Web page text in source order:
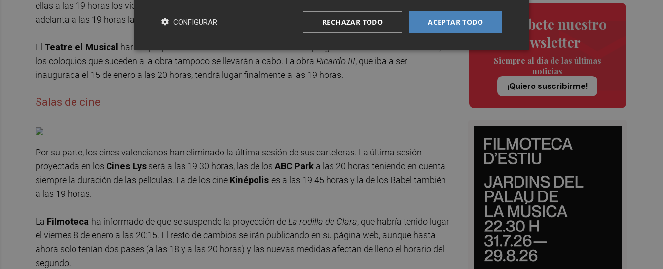
Suscríbete nuestro
newsletter
Siempre al día de las últimas
noticias
¡Quiero suscribirme!
ellas a las 19 horas los viernes y los sábados y a las 18 horas los domingos. El Rialto, por su parte, también
adelanta a las 19 horas la obra
Dinamarca, que se podrá ver del 15 al 31 de enero.
El Teatre el Musical hará lo propio adelantando una hora casi toda su programación. En muchos casos,
los coloquios que suceden a la obra tampoco se llevarán a cabo. La obra Ricardo III, que iba a ser
inaugurada el 15 de enero a las 20 horas, tendrá lugar finalmente a las 19 horas.
Salas de cine
Por su parte, los cines valencianos han eliminado la última sesión de sus carteleras. La última sesión
proyectada en los Cines Lys será a las 19 30 horas, las de los ABC Park a las 20 horas teniendo en cuenta
siempre la duración de las películas. La de los cine Kinépolis es a las 19 45 horas y la de los Babel también
a las 19 horas.
La Filmoteca ha informado de que se suspende la proyección de La rodilla de Clara, que habría tenido lugar
el viernes 8 de enero a las 20:15. El resto de cambios se irán publicando en su página web, aunque hasta
ahora solo tenían dos pases (a las 18 y a las 20 horas) y las nuevas medidas afectan de lleno el horario del
segundo.
ACEPTAR TODO
RECHAZAR TODO
CONFIGURAR